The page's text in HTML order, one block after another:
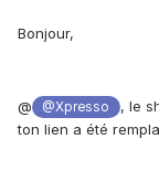
Bonjour,
@ @Xpresso
, le
ton lien a été